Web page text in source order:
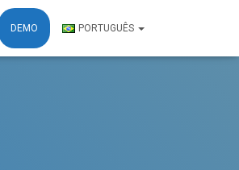
DEMO PORTUGUÊS